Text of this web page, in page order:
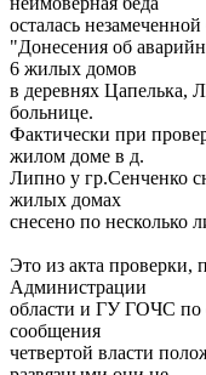
осталась
"Донесения об
6 жилых домов
в деревнях Цапелька,
больнице.
Фактически при
жилом доме в д.
Липно у гр.Сенченко
жилых домах
снесено по несколько
Это из акта проверки,
Администрации
области и ГУ ГОЧС по
сообщения
четвертой власти